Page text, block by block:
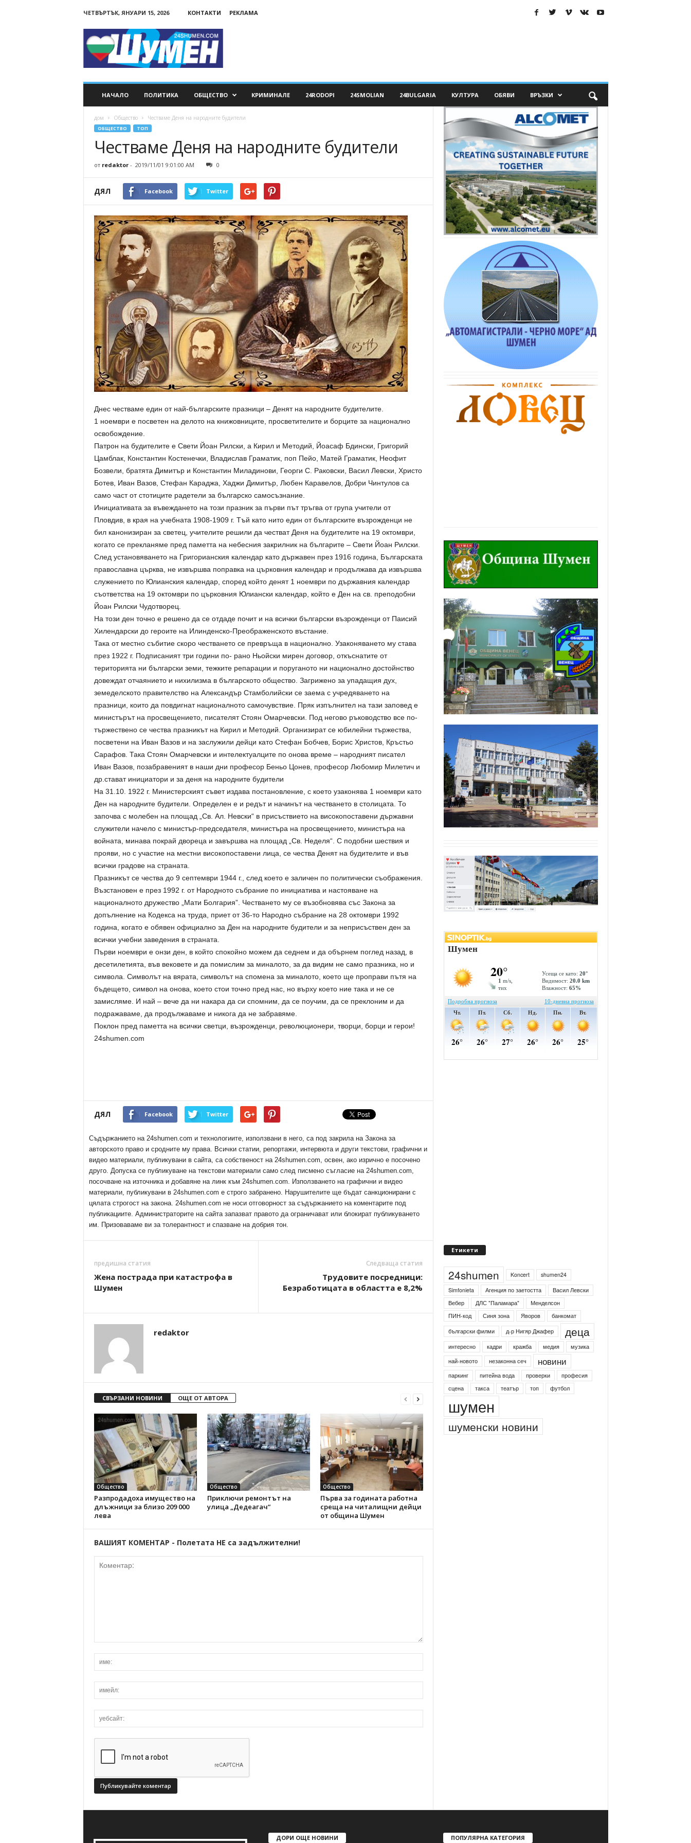
ЧЕТВЪРТЪК, ЯНУАРИ 15, 2026 КОНТАКТИ РЕКЛАМА
НАЧАЛО ПОЛИТИКА ОБЩЕСТВО КРИМИНАЛЕ 24RODOPI 24SMOLIAN 24BULGARIA КУЛТУРА ОБЯВИ ВРЪЗКИ
дом Общество Честваме Деня на народните будители
ОБЩЕСТВО ТОП
Честваме Деня на народните будители
от redaktor- 2019/11/01 9:01:00 AM 0
ДЯЛ Facebook Twitter
Днес честваме един от най-българските празници – Денят на народните будителите.
1 ноември е посветен на делото на книжовниците, просветителите и борците за национално
освобождение.
Патрон на будителите е Свети Йоан Рилски, а Кирил и Методий, Йоасаф Бдински, Григорий
Цамблак, Константин Костенечки, Владислав Граматик, поп Пейо, Матей Граматик, Неофит
Бозвели, братята Димитър и Константин Миладинови, Георги С. Раковски, Васил Левски, Христо
Ботев, Иван Вазов, Стефан Караджа, Хаджи Димитър, Любен Каравелов, Добри Чинтулов са
само част от стотиците радетели за българско самосъзнание.
Инициативата за въвеждането на този празник за първи път тръгва от група учители от
Пловдив, в края на учебната 1908-1909 г. Тъй като нито един от българските възрожденци не
бил канонизиран за светец, учителите решили да честват Деня на будителите на 19 октомври,
когато се прекланяме пред паметта на небесния закрилник на българите – Свети Йоан Рилски.
След установяването на Григорианския календар като държавен през 1916 година, Българската
православна църква, не извършва поправка на църковния календар и продължава да извършва
служението по Юлианския календар, според който денят 1 ноември по държавния календар
съответства на 19 октомври по църковния Юлиански календар, който е Ден на св. преподобни
Йоан Рилски Чудотворец.
На този ден точно е решено да се отдаде почит и на всички български възрожденци от Паисий
Хилендарски до героите на Илинденско-Преображенското въстание.
Така от местно събитие скоро честването се превръща в национално. Узаконяването му става
през 1922 г. Подписаният три години по- рано Ньойски мирен договор, откъснатите от
територията ни български земи, тежките репарации и поруганото ни национално достойнство
довеждат отчаянието и нихилизма в българското общество. Загрижено за упадащия дух,
земеделското правителство на Александър Стамболийски се заема с учредяването на
празници, които да повдигнат националното самочувствие. Пряк изпълнител на тази заповед е
министърът на просвещението, писателят Стоян Омарчевски. Под негово ръководство все по-
тържествено се чества празникът на Кирил и Методий. Организират се юбилейни тържества,
посветени на Иван Вазов и на заслужили дейци като Стефан Бобчев, Борис Христов, Кръстьо
Сарафов. Така Стоян Омарчевски и интелектуалците по онова време – народният писател
Иван Вазов, позабравеният в наши дни професор Беньо Цонев, професор Любомир Милетич и
др.стават инициатори и за деня на народните будители
На 31.10. 1922 г. Министерският съвет издава постановление, с което узаконява 1 ноември като
Ден на народните будители. Определен е и редът и начинът на честването в столицата. То
започва с молебен на площад „Св. Ал. Невски“ в присъствието на високопоставени държавни
служители начело с министър-председателя, министъра на просвещението, министъра на
войната, минава покрай двореца и завършва на площад „Св. Неделя“. С подобни шествия и
прояви, но с участие на местни високопоставени лица, се чества Денят на будителите и във
всички градове на страната.
Празникът се чества до 9 септември 1944 г., след което е заличен по политически съображения.
Възстановен е през 1992 г. от Народното събрание по инициатива и настояване на
националното дружество „Мати Болгария”. Честването му се възобновява със Закона за
допълнение на Кодекса на труда, приет от 36-то Народно събрание на 28 октомври 1992
година, когато е обявен официално за Ден на народните будители и за неприсъствен ден за
всички учебни заведения в страната.
Първи ноември е онзи ден, в който спокойно можем да седнем и да обърнем поглед назад, в
десетилетията, във вековете и да помислим за миналото, за да видим не само празника, но и
символа. Символът на вярата, символът на спомена за миналото, което ще проправи пътя на
бъдещето, символ на онова, което стои точно пред нас, но върху което ние така и не се
замисляме. И най – вече да ни накара да си спомним, да се поучим, да се преклоним и да
подражаваме, да продължаваме и никога да не забравяме.
Поклон пред паметта на всички светци, възрожденци, революционери, творци, борци и герои!
24shumen.com
ДЯЛ Facebook Twitter
Съдържанието на 24shumen.com и технологиите, използвани в него, са под закрила на Закона за
авторското право и сродните му права. Всички статии, репортажи, интервюта и други текстови, графични и
видео материали, публикувани в сайта, са собственост на 24shumen.com, освен, ако изрично е посочено
друго. Допуска се публикуване на текстови материали само след писмено съгласие на 24shumen.com,
посочване на източника и добавяне на линк към 24shumen.com. Използването на графични и видео
материали, публикувани в 24shumen.com е строго забранено. Нарушителите ще бъдат санкционирани с
цялата строгост на закона. 24shumen.com не носи отговорност за съдържанието на коментарите под
публикациите. Администраторите на сайта запазват правото да ограничават или блокират публикуването
им. Призоваваме ви за толерантност и спазване на добрия тон.
предишна статия
Жена пострада при катастрофа в
Шумен
Следваща статия
Трудовите посредници:
Безработицата в областта е 8,2%
redaktor
СВЪРЗАНИ НОВИНИ ОЩЕ ОТ АВТОРА
Общество
Разпродадоха имущество на
длъжници за близо 209 000
лева
Общество
Приключи ремонтът на
улица „Дедеагач“
Общество
Първа за годината работна
среща на читалищни дейци
от община Шумен
ВАШИЯТ КОМЕНТАР - Полетата НЕ са задължителни!
Етикети
24shumen Koncert
shumen24
Simfonieta
Агенция по заетостта
Васил Левски
Вебер
ДЛС "Паламара"
Менделсон
ПИН-код
Синя зона Яворов
банкомат
български филми
д-р Нигяр Джафер деца
интересно кадри кражба медия
музика
най-новото
незаконна сеч новини
паркинг питейна вода проверки
професия
сцена
такса театър топ футбол
шумен
шуменски новини
ДОРИ ОЩЕ НОВИНИ ПОПУЛЯРНА КАТЕГОРИЯ